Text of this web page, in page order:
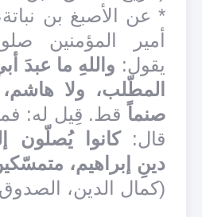
* عن الأصبغ بن
أمير المؤمنين
يقول: واللهِ ما عبدَ
المطّلب، ولا
صنماً قط. قِيل له:
قال:كانوا يُصلّون
دينِ إبراهيم،
(كمال الدين،